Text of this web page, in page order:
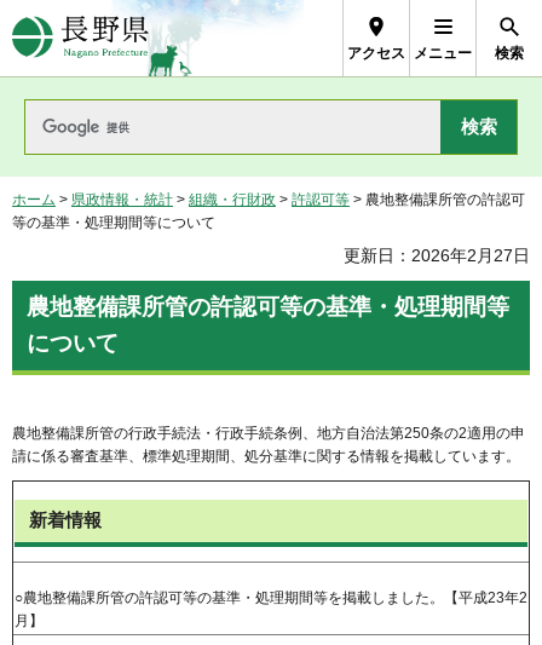
長野県Nagano Prefecture
アクセス メニュー 検索
ホーム > 県政情報・統計 > 組織・行財政 > 許認可等 > 農地整備課所管の許認可
等の基準・処理期間等について
更新日：2026年2月27日
農地整備課所管の許認可等の基準・処理期間等
について
農地整備課所管の行政手続法・行政手続条例、地方自治法第250条の2適用の申
請に係る審査基準、標準処理期間、処分基準に関する情報を掲載しています。
新着情報
○農地整備課所管の許認可等の基準・処理期間等を掲載しました。【平成23年2
月】